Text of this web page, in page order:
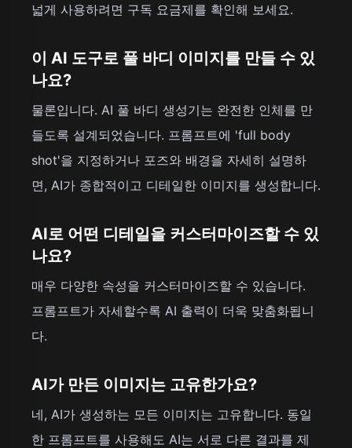
넓게 사용하려면 구독 요금제를 확인해 보세요.
이 AI 도구로 풀 바디 이미지를 만들 수 있
나요?
물론입니다. AI 풀 바디 생성기는 완전한 인체를 만
들도록 설계되었습니다. 프롬프트에 'full body
shot'을 지정하거나 포즈와 배경을 자세히 설명하
면, AI가 종합적이고 디테일한 이미지를 생성합니다.
AI로 어떤 디테일을 커스터마이즈할 수 있
나요?
매우 다양한 속성을 커스터마이즈할 수 있습니다.
프롬프트가 자세할수록 AI 출력이 더욱 맞춤화됩니
다.
AI가 만든 이미지는 고유한가요?
네, AI가 생성하는 모든 이미지는 고유합니다. 동일
한 프롬프트를 사용해도 AI는 서로 다른 결과를 제